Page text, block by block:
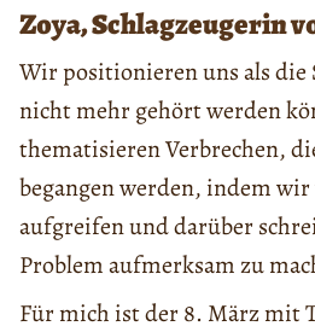
Zoya, Schlagzeugerin
Wir positionieren uns als die
nicht mehr gehört werden
thematisieren Verbrechen,
begangen werden, indem
aufgreifen und darüber
Problem aufmerksam zu
Für mich ist der 8. März mit